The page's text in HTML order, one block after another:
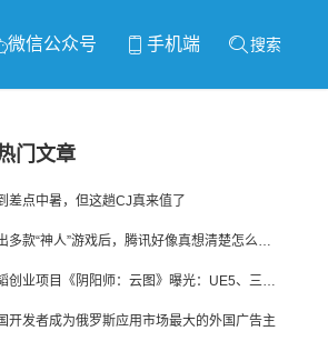
微信公众号 手机端 搜索
门文章
差点中暑，但这趟CJ真来值了
推出多款“神人”游戏后，腾讯好像真想清楚怎么做二次元了
金韬创业项目《阴阳师：云图》曝光：UE5、三端互通、ARPG
开发者成为俄罗斯应用市场最大的外国广告主